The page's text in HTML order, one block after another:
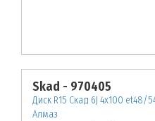
Skad - 970405
Диск R15 Скад 6J 4х100 et48/
Алмаз